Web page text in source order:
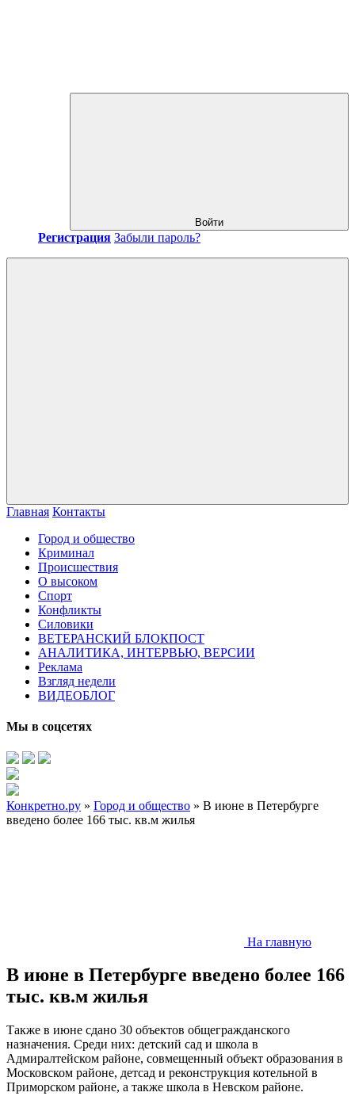
Войти
Регистрация Забыли пароль?
Главная Контакты
Город и общество
Криминал
Происшествия
О высоком
Спорт
Конфликты
Силовики
ВЕТЕРАНСКИЙ БЛОКПОСТ
АНАЛИТИКА, ИНТЕРВЬЮ, ВЕРСИИ
Реклама
Взгляд недели
ВИДЕОБЛОГ
Мы в соцсетях
Конкретно.ру » Город и общество » В июне в Петербурге
введено более 166 тыс. кв.м жилья
На главную
В июне в Петербурге введено более 166
тыс. кв.м жилья
Также в июне сдано 30 объектов общегражданского
назначения. Среди них: детский сад и школа в
Адмиралтейском районе, совмещенный объект образования в
Московском районе, детсад и реконструкция котельной в
Приморском районе, а также школа в Невском районе.